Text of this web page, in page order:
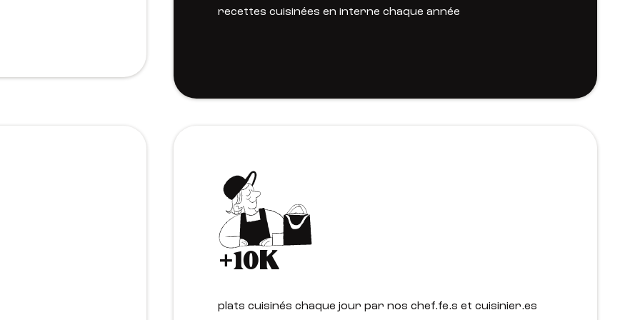
recettes cuisinées en interne chaque année
+10K
plats cuisinés chaque jour par nos chef.fe.s et cuisinier.es